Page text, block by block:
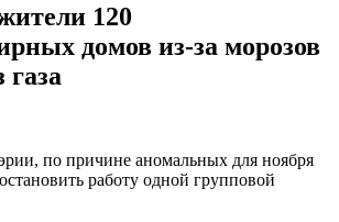
120
домов из-за морозов
газа
по причине аномальных для ноября
работу одной групповой